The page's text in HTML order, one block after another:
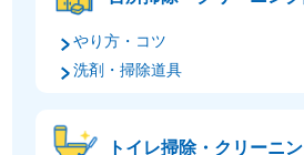
やり方・コツ
洗剤・掃除道具
トイレ掃除・クリーニ